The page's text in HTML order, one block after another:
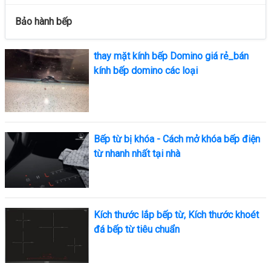
Bảo hành bếp
thay mặt kính bếp Domino giá rẻ_bán
kính bếp domino các loại
Bếp từ bị khóa - Cách mở khóa bếp điện
từ nhanh nhất tại nhà
Kích thước lắp bếp từ, Kích thước khoét
đá bếp từ tiêu chuẩn